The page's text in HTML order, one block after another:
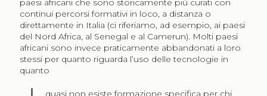
paesi africani che sono storicamente più curati con
continui percorsi formativi in loco, a distanza o
direttamente in Italia (ci riferiamo, ad esempio, ai paesi
del Nord Africa, al Senegal e al Camerun). Molti paesi
africani sono invece praticamente abbandonati a loro
stessi per quanto riguarda l’uso delle tecnologie in
quanto
quasi non esiste formazione specifica per chi